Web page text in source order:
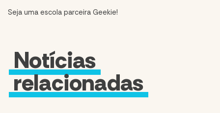
Seja uma escola parceira Geekie!
Notícias
relacionadas